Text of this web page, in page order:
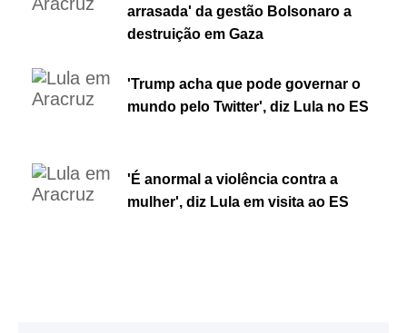
arrasada' da gestão Bolsonaro a
destruição em Gaza
'Trump acha que pode governar o
mundo pelo Twitter', diz Lula no ES
'É anormal a violência contra a
mulher', diz Lula em visita ao ES